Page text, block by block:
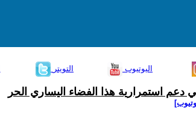
التويتر اليوتيوب
دعم استمرارية هذا الفضاء اليساري الحر